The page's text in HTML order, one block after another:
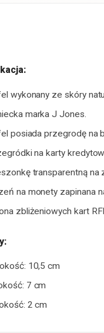
wykonany ze skóry
marka J Jones.
posiada przegrodę na
na karty
transparentną na
na monety zapinana
zbliżeniowych kart
10,5 cm
7 cm
2 cm